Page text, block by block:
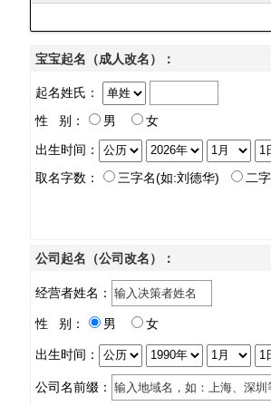
宝宝起名（成人改名）：
起名姓氏：
性 别：
男
女
出生时间：
取名字数：
三字名(如:刘德华) 二
公司起名（公司改名）：
经营者姓名：
性 别： 男 女
出生时间：
公司名前缀：